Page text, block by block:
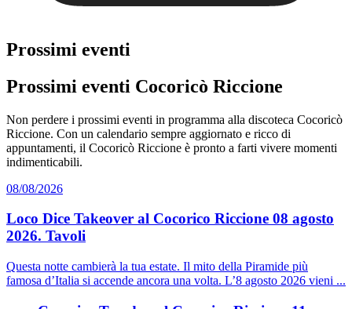
Prossimi eventi
Prossimi eventi Cocoricò Riccione
Non perdere i prossimi eventi in programma alla discoteca Cocoricò
Riccione. Con un calendario sempre aggiornato e ricco di
appuntamenti, il Cocoricò Riccione è pronto a farti vivere momenti
indimenticabili.
08/08/2026
Loco Dice Takeover al Cocorico Riccione 08 agosto
2026. Tavoli
Questa notte cambierà la tua estate. Il mito della Piramide più
famosa d’Italia si accende ancora una volta. L’8 agosto 2026 vieni ...